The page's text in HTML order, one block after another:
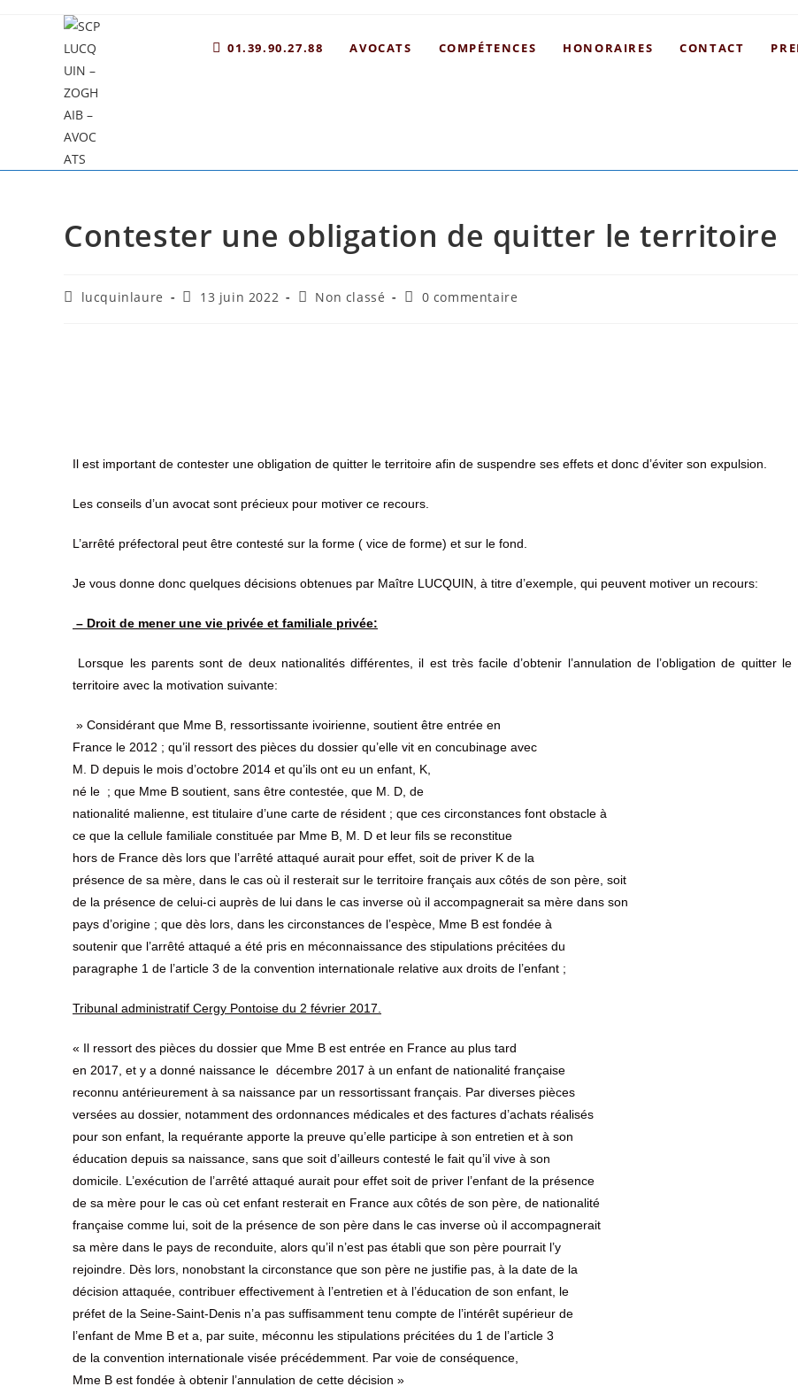
01.39.90.27.88 AVOCATS COMPÉTENCES HONORAIRES CONTACT
Contester une obligation de quitter le territoire
lucquinlaure 13 juin 2022 Non classé 0 commentaire
Il est important de contester une obligation de quitter le territoire afin de suspendre ses effets et donc d’éviter son expulsion.
Les conseils d’un avocat sont précieux pour motiver ce recours.
L’arrêté préfectoral peut être contesté sur la forme ( vice de forme) et sur le fond.
Je vous donne donc quelques décisions obtenues par Maître LUCQUIN, à titre d’exemple, qui peuvent motiver un recours:
– Droit de mener une vie privée et familiale privée:
Lorsque les parents sont de deux nationalités différentes, il est très facile d’obtenir l’annulation de l’obligation de quitter le
territoire avec la motivation suivante:
» Considérant que Mme B, ressortissante ivoirienne, soutient être entrée en
France le 2012 ; qu’il ressort des pièces du dossier qu’elle vit en concubinage avec
M. D depuis le mois d’octobre 2014 et qu’ils ont eu un enfant, K,
né le ; que Mme B soutient, sans être contestée, que M. D, de
nationalité malienne, est titulaire d’une carte de résident ; que ces circonstances font obstacle à
ce que la cellule familiale constituée par Mme B, M. D et leur fils se reconstitue
hors de France dès lors que l’arrêté attaqué aurait pour effet, soit de priver K de la
présence de sa mère, dans le cas où il resterait sur le territoire français aux côtés de son père, soit
de la présence de celui-ci auprès de lui dans le cas inverse où il accompagnerait sa mère dans son
pays d’origine ; que dès lors, dans les circonstances de l’espèce, Mme B est fondée à
soutenir que l’arrêté attaqué a été pris en méconnaissance des stipulations précitées du
paragraphe 1 de l’article 3 de la convention internationale relative aux droits de l’enfant ;
Tribunal administratif Cergy Pontoise du 2 février 2017.
« Il ressort des pièces du dossier que Mme B est entrée en France au plus tard
en 2017, et y a donné naissance le décembre 2017 à un enfant de nationalité française
reconnu antérieurement à sa naissance par un ressortissant français. Par diverses pièces
versées au dossier, notamment des ordonnances médicales et des factures d’achats réalisés
pour son enfant, la requérante apporte la preuve qu’elle participe à son entretien et à son
éducation depuis sa naissance, sans que soit d’ailleurs contesté le fait qu’il vive à son
domicile. L’exécution de l’arrêté attaqué aurait pour effet soit de priver l’enfant de la présence
de sa mère pour le cas où cet enfant resterait en France aux côtés de son père, de nationalité
française comme lui, soit de la présence de son père dans le cas inverse où il accompagnerait
sa mère dans le pays de reconduite, alors qu’il n’est pas établi que son père pourrait l’y
rejoindre. Dès lors, nonobstant la circonstance que son père ne justifie pas, à la date de la
décision attaquée, contribuer effectivement à l’entretien et à l’éducation de son enfant, le
préfet de la Seine-Saint-Denis n’a pas suffisamment tenu compte de l’intérêt supérieur de
l’enfant de Mme B et a, par suite, méconnu les stipulations précitées du 1 de l’article 3
de la convention internationale visée précédemment. Par voie de conséquence,
Mme B est fondée à obtenir l’annulation de cette décision »